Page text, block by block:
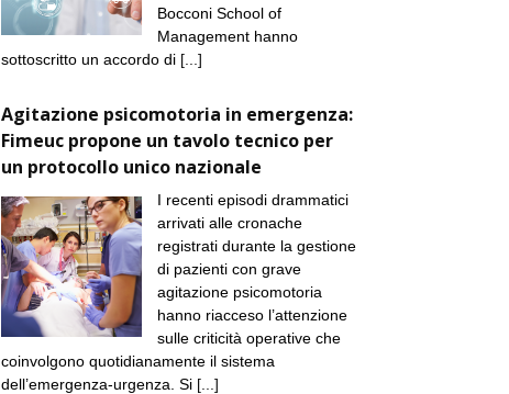
Bocconi School of
Management hanno
sottoscritto un accordo di [...]
Agitazione psicomotoria in emergenza:
Fimeuc propone un tavolo tecnico per
un protocollo unico nazionale
I recenti episodi drammatici
arrivati alle cronache
registrati durante la gestione
di pazienti con grave
agitazione psicomotoria
hanno riacceso l’attenzione
sulle criticità operative che
coinvolgono quotidianamente il sistema
dell’emergenza-urgenza. Si [...]